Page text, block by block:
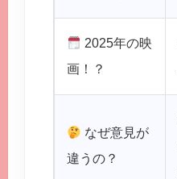
2025年の映
画！？
なぜ意見が
違うの？